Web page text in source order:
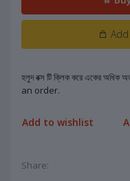
Add
হলুদ বক্স টি ক্লিক করে একের
an order.
Add to wishlist
Share: